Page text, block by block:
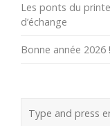
Les ponts du
d’échange
Bonne année 2026 !